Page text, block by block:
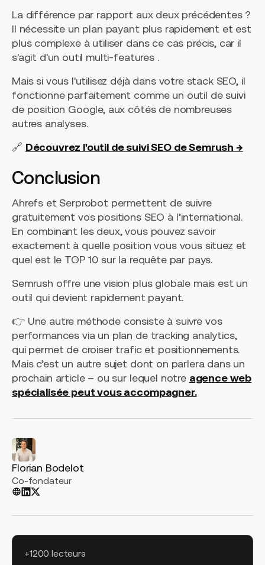
La différence par rapport aux deux précédentes ?
Il nécessite un plan payant plus rapidement et est
plus complexe à utiliser dans ce cas précis, car il
s'agit d'un outil multi-features .
Mais si vous l'utilisez déjà dans votre stack SEO, il
fonctionne parfaitement comme un outil de suivi
de position Google, aux côtés de nombreuses
autres analyses.
🔗 Découvrez l'outil de suivi SEO de Semrush →
Conclusion
Ahrefs et Serprobot permettent de suivre
gratuitement vos positions SEO à l’international.
En combinant les deux, vous pouvez savoir
exactement à quelle position vous vous situez et
quel est le TOP 10 sur la requête par pays.
Semrush offre une vision plus globale mais est un
outil qui devient rapidement payant.
👉 Une autre méthode consiste à suivre vos
performances via un plan de tracking analytics,
qui permet de croiser trafic et positionnements.
Mais c’est un autre sujet dont on parlera dans un
prochain article – ou sur lequel notre agence web
spécialisée peut vous accompagner.
Florian Bodelot
Co-fondateur
+1200 lecteurs